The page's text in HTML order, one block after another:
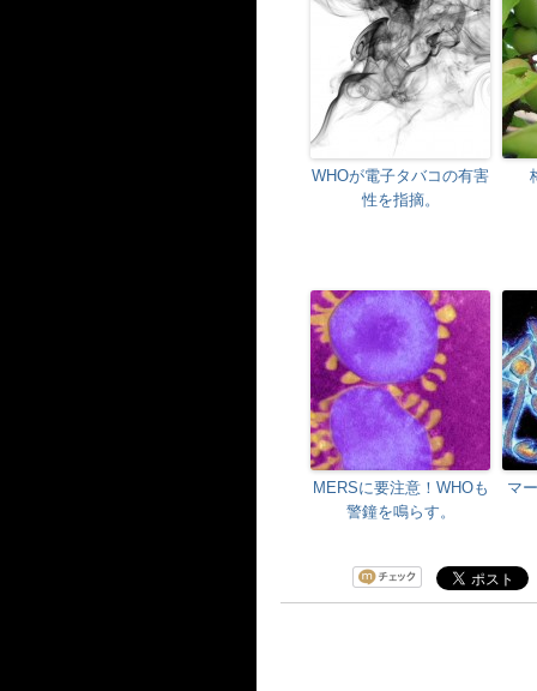
WHOが電子タバコの有害
性を指摘。
MERSに要注意！WHOも
警鐘を鳴らす。
マ